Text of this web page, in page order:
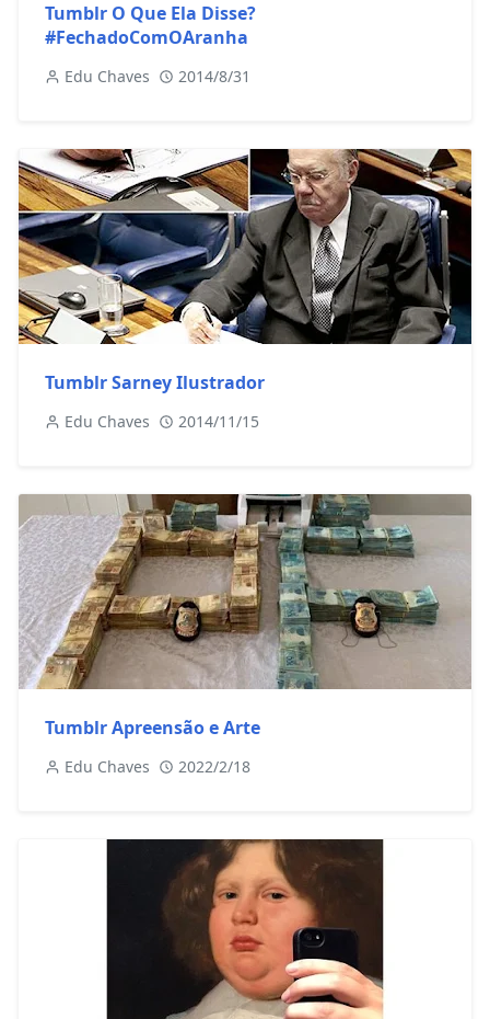
Tumblr O Que Ela Disse?
#FechadoComOAranha
Edu Chaves 2014/8/31
Tumblr Sarney Ilustrador
Edu Chaves 2014/11/15
Tumblr Apreensão e Arte
Edu Chaves 2022/2/18